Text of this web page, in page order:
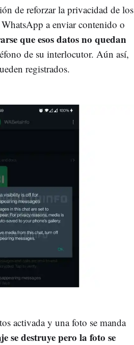
de reforzar la privacidad de los
a enviar contenido o
que esos datos no quedan
de su interlocutor. Aún así,
registrados.
activada y una foto se manda
se destruye pero la foto se